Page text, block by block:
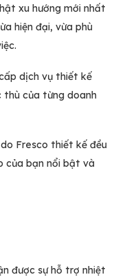
xu hướng mới nhất
hiện đại, vừa phù
dịch vụ thiết kế
thù của từng doanh
Fresco thiết kế đều
của bạn nổi bật và
được sự hỗ trợ nhiệt